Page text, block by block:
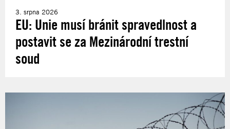
3. srpna 2026
EU: Unie musí bránit spravedlnost a
postavit se za Mezinárodní trestní
soud